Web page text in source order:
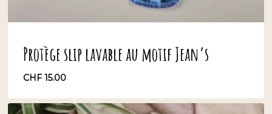
Protège slip lavable au motif Jean’s
CHF15.00
CHF15.00